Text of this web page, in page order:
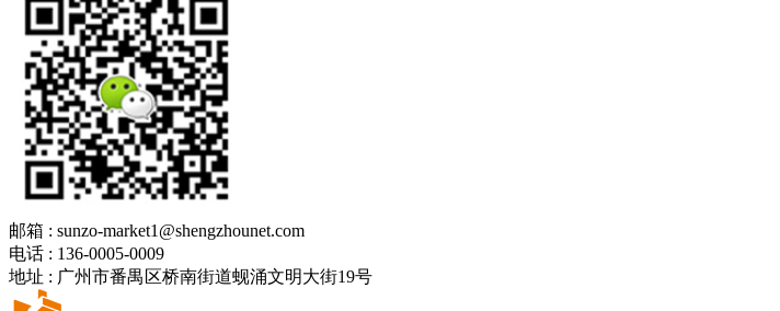
邮箱 : sunzo-market1@shengzhounet.com
电话 : 136-0005-0009
地址 : 广州市番禺区桥南街道蚬涌文明大街19号